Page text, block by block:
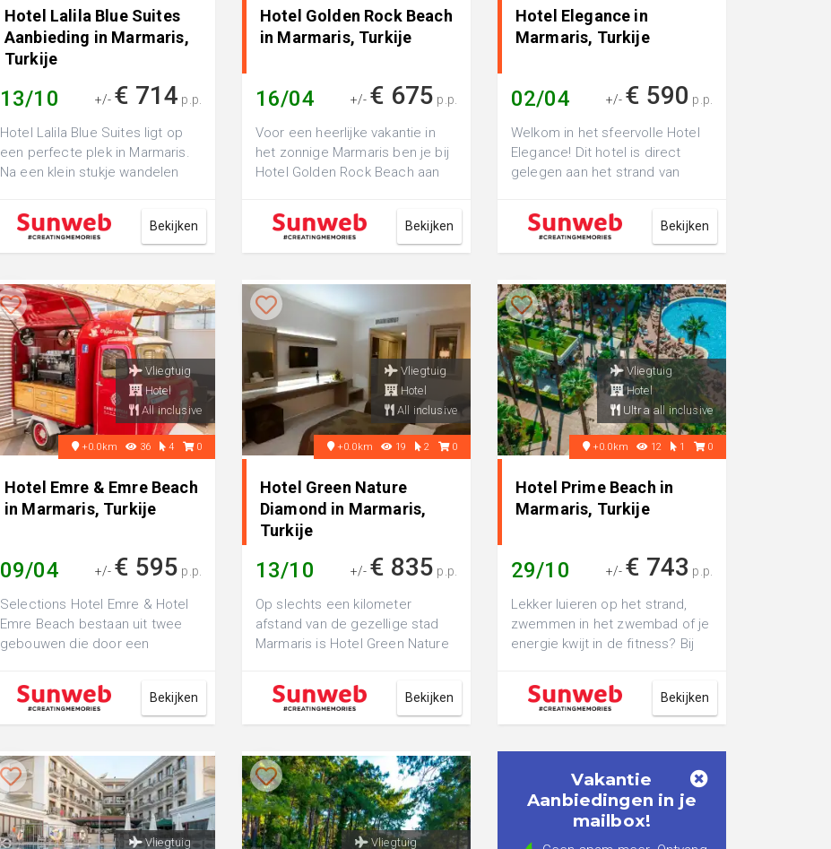
Hotel Lalila Blue Suites
Aanbieding in Marmaris,
Turkije
13/10 +/- € 714 p.p.
Hotel Lalila Blue Suites ligt op
een perfecte plek in Marmaris.
Na een klein stukje wandelen
Bekijken
Hotel Golden Rock Beach
in Marmaris, Turkije
16/04 +/- € 675 p.p.
Voor een heerlijke vakantie in
het zonnige Marmaris ben je bij
Hotel Golden Rock Beach aan
Bekijken
Hotel Elegance in
Marmaris, Turkije
02/04 +/- € 590 p.p.
Welkom in het sfeervolle Hotel
Elegance! Dit hotel is direct
gelegen aan het strand van
voor ...
Bekijken
Vliegtuig
Hotel
All inclusive
+0.0km 36 4 0
Hotel Emre & Emre Beach
in Marmaris, Turkije
09/04 +/- € 595 p.p.
Selections Hotel Emre & Hotel
Emre Beach bestaan uit twee
gebouwen die door een
Vanuit het hoo...
Bekijken
Vliegtuig
Hotel
All inclusive
+0.0km 19 2 0
Hotel Green Nature
Diamond in Marmaris,
Turkije
13/10 +/- € 835 p.p.
Op slechts een kilometer
afstand van de gezellige stad
Marmaris is Hotel Green Nature
hotel v...
Bekijken
Vliegtuig
Hotel
Ultra all inclusive
+0.0km 12 1 0
Hotel Prime Beach in
Marmaris, Turkije
29/10 +/- € 743 p.p.
Lekker luieren op het strand,
zwemmen in het zwembad of je
energie kwijt in de fitness? Bij
Bekijken
Vliegtuig Vliegtuig
Vakantie
Aanbiedingen in je
mailbox!